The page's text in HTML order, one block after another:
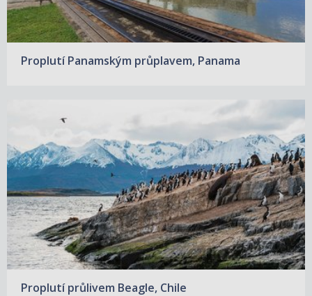
Proplutí Panamským průplavem, Panama
Proplutí průlivem Beagle, Chile